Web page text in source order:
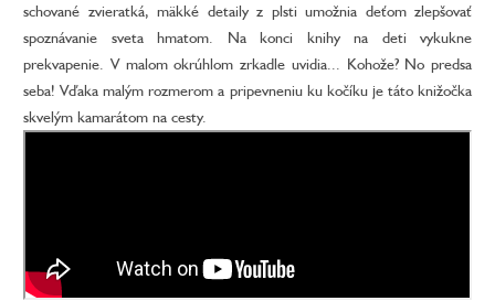
schované zvieratká, mäkké detaily z plsti umožnia deťom zlepšovať
spoznávanie sveta hmatom. Na konci knihy na deti vykukne
prekvapenie. V malom okrúhlom zrkadle uvidia... Kohože? No predsa
seba! Vďaka malým rozmerom a pripevneniu ku kočíku je táto knižočka
skvelým kamarátom na cesty.